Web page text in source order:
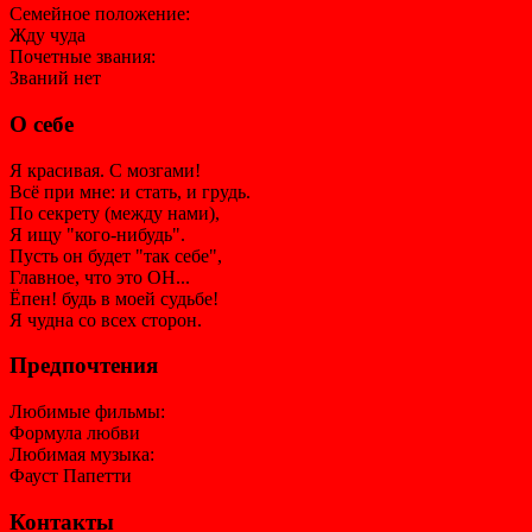
Семейное положение:
Жду чуда
Почетные звания:
Званий нет
О себе
Я красивая. С мозгами!
Всё при мне: и стать, и грудь.
По секрету (между нами),
Я ищу "кого-нибудь".
Пусть он будет "так себе",
Главное, что это ОН...
Ёпен! будь в моей судьбе!
Я чудна со всех сторон.
Предпочтения
Любимые фильмы:
Формула любви
Любимая музыка:
Фауст Папетти
Контакты